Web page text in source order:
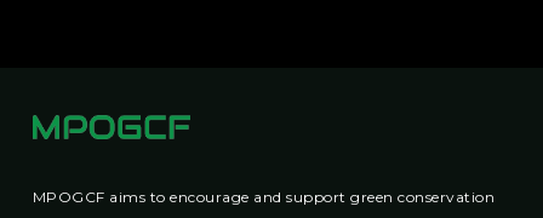
MPOGCF aims to encourage and support green conservation